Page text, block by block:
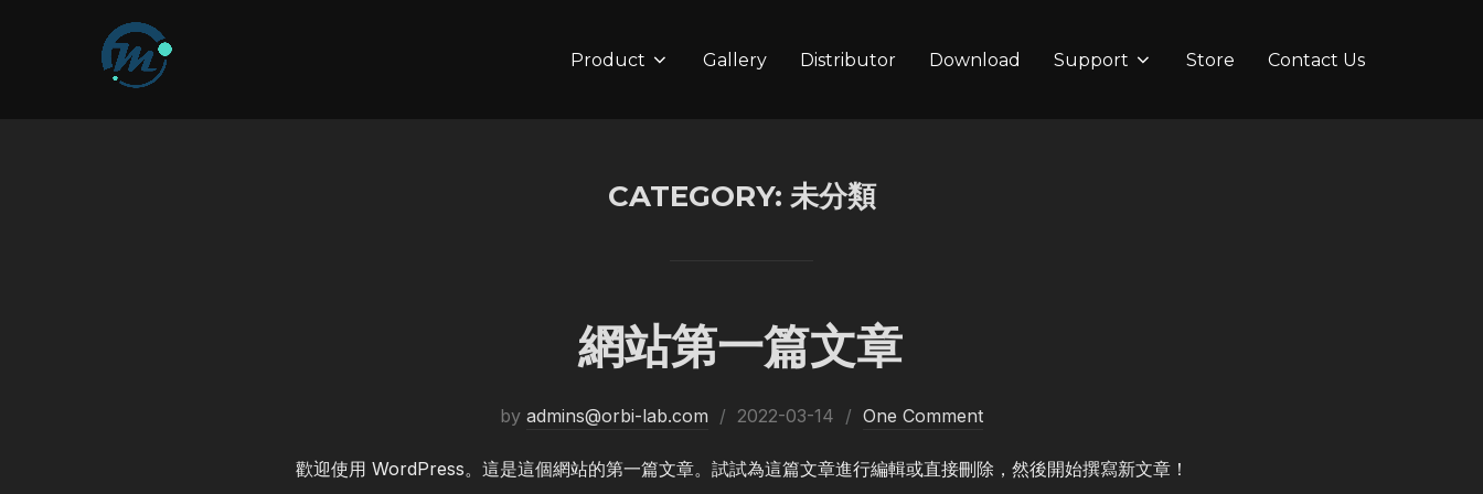
Product Gallery Distributor Download Support Store Contact Us
CATEGORY: 未分類
網站第一篇文章
by admins@orbi-lab.com
Posted
2022-03-14 One Comment
歡迎使用 WordPress。這是這個網站的第一篇文章。試試為這篇文章進行編輯或直接刪除，然後開始撰寫新文章！